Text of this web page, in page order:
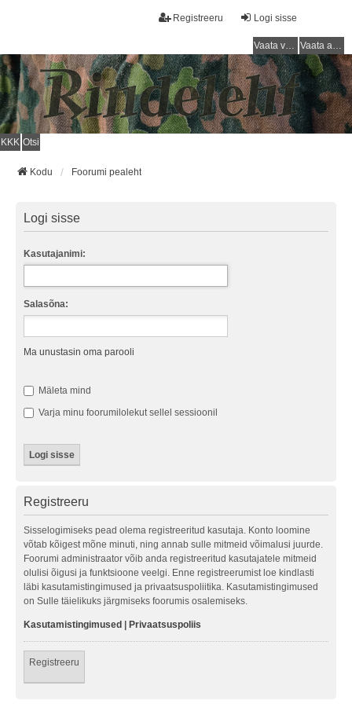
Logi sisse
Registreeru
Vaata vastamata teemasi Vaata aktiivseid teemasid
KKK Otsi
Kodu Foorumi pealeht
Logi sisse
Kasutajanimi:
Salasõna:
Ma unustasin oma parooli
Mäleta mind
Varja minu foorumilolekut sellel sessioonil
Registreeru
Sisselogimiseks pead olema registreeritud kasutaja. Konto loomine
võtab kõigest mõne minuti, ning annab sulle mitmeid võimalusi juurde.
Foorumi administraator võib anda registreeritud kasutajatele mitmeid
olulisi õigusi ja funktsioone veelgi. Enne registreerumist loe kindlasti
läbi kasutamistingimused ja privaatsuspoliitika. Kasutamistingimused
on Sulle täielikuks järgmiseks foorumis osalemiseks.
Kasutamistingimused Privaatsuspoliis
Registreeru